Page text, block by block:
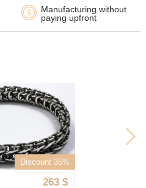
Manufacturing without
paying upfront
Discount 35%
263 $